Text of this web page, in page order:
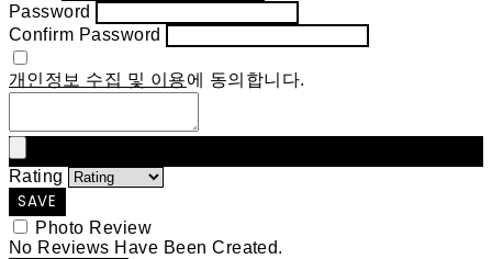
Password
Confirm Password
개인정보 수집 및 이용에 동의합니다.
Rating
SAVE
Photo Review
No Reviews Have Been Created.